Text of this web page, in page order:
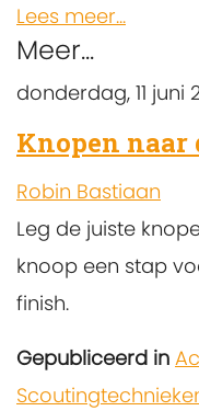
Lees meer...
Meer...
donderdag, 11 juni
Knopen naar
Robin Bastiaan
Leg de juiste
knoop een stap
finish.
Gepubliceerd in